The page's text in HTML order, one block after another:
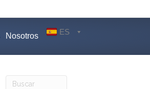
Nosotros ES